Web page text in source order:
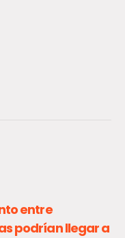
en las